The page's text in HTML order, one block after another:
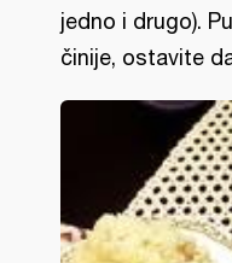
jedno i drugo).
činije, ostavite